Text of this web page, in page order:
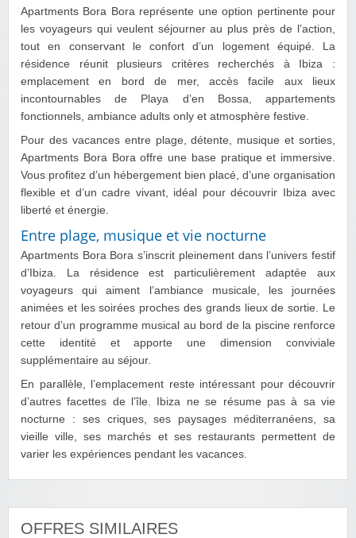
Apartments Bora Bora représente une option pertinente pour
les voyageurs qui veulent séjourner au plus près de l’action,
tout en conservant le confort d’un logement équipé. La
résidence réunit plusieurs critères recherchés à Ibiza :
emplacement en bord de mer, accès facile aux lieux
incontournables de Playa d’en Bossa, appartements
fonctionnels, ambiance adults only et atmosphère festive.
Pour des vacances entre plage, détente, musique et sorties,
Apartments Bora Bora offre une base pratique et immersive.
Vous profitez d’un hébergement bien placé, d’une organisation
flexible et d’un cadre vivant, idéal pour découvrir Ibiza avec
liberté et énergie.
Entre plage, musique et vie nocturne
Apartments Bora Bora s’inscrit pleinement dans l’univers festif
d’Ibiza. La résidence est particulièrement adaptée aux
voyageurs qui aiment l’ambiance musicale, les journées
animées et les soirées proches des grands lieux de sortie. Le
retour d’un programme musical au bord de la piscine renforce
cette identité et apporte une dimension conviviale
supplémentaire au séjour.
En parallèle, l’emplacement reste intéressant pour découvrir
d’autres facettes de l’île. Ibiza ne se résume pas à sa vie
nocturne : ses criques, ses paysages méditerranéens, sa
vieille ville, ses marchés et ses restaurants permettent de
varier les expériences pendant les vacances.
OFFRES SIMILAIRES